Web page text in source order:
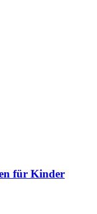
für Kinder